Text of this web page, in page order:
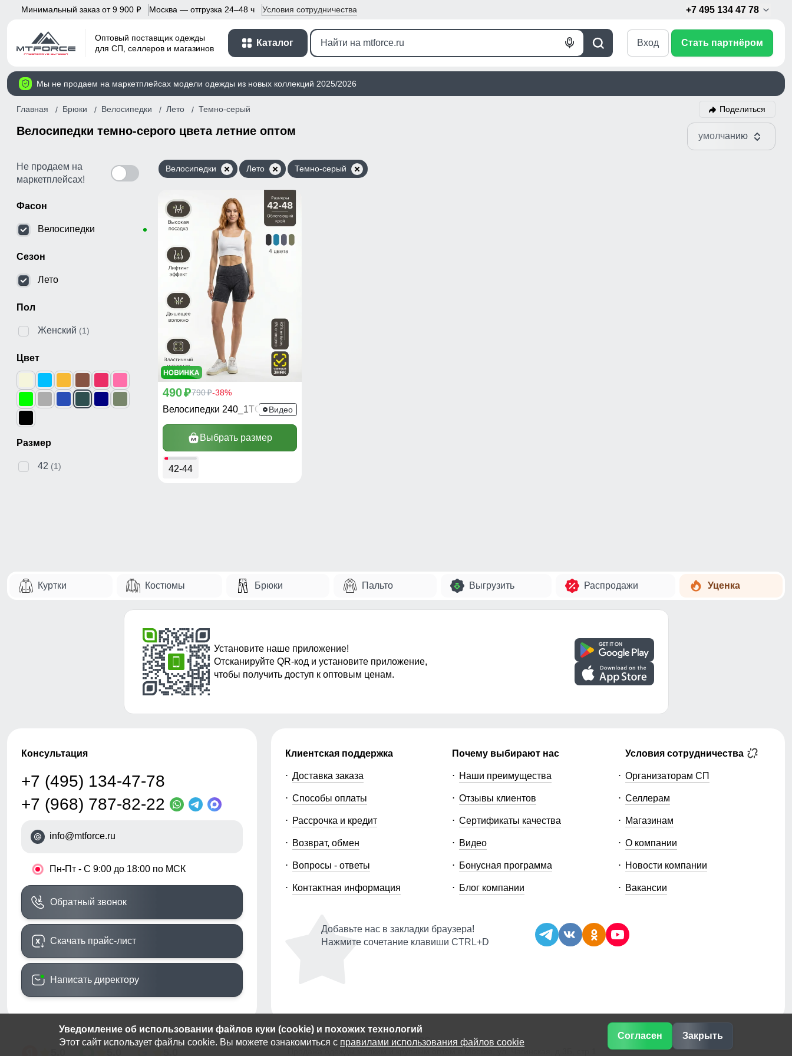
Уведомление об использовании файлов куки (cookie) и похожих технологий
Этот сайт использует файлы cookie. Вы можете ознакомиться с правилами использования файлов cookie
Согласен Закрыть
Минимальный заказ от 9 900 p Москва — отгрузка 24–48 ч Условия сотрудничества +7 495 134 47 78
Оптовый поставщик одежды
для СП, селлеров и магазинов
Каталог
Поиск
Голосовой
Вход Стать партнёром
Мы не продаем на маркетплейсах модели одежды из новых коллекций 2025/2026
Главная Брюки Велосипедки Лето Темно-серый Поделиться
Велосипедки темно-серого цвета летние оптом умолчанию
Не продаем на
маркетплейсах!
Фасон
Велосипедки
Сезон
Лето
Пол
Женский (1)
Цвет
Размер
42 (1)
Велосипедки Лето Темно-серый
490p790p-38%
Велосипедки 240_1TC Видео
Выбрать размер
42-44
Куртки Костюмы Брюки Пальто Выгрузить Распродажи Уценка
Установите наше приложение!
Отсканируйте QR-код и установите приложение,
чтобы получить доступ к оптовым ценам.
Консультация
+7 (495) 134-47-78
+7 (968) 787-82-22
info@mtforce.ru
• Пн-Пт - С 9:00 до 18:00 по МСК
Обратный звонок
Скачать прайс-лист
Написать директору
Клиентская поддержка
Доставка заказа
Способы оплаты
Рассрочка и кредит
Возврат, обмен
Вопросы - ответы
Контактная информация
Почему выбирают нас
Наши преимущества
Отзывы клиентов
Сертификаты качества
Видео
Бонусная программа
Блог компании
Условия сотрудничества
Организаторам СП
Селлерам
Магазинам
О компании
Новости компании
Вакансии
Добавьте нас в закладки браузера!
Нажмите сочетание клавиши CTRL+D
© 2014-2026 ООО «МТФОРС ПЛЮС»